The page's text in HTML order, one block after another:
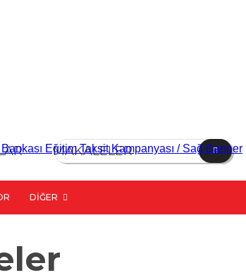
MAKALELER
DIĞER